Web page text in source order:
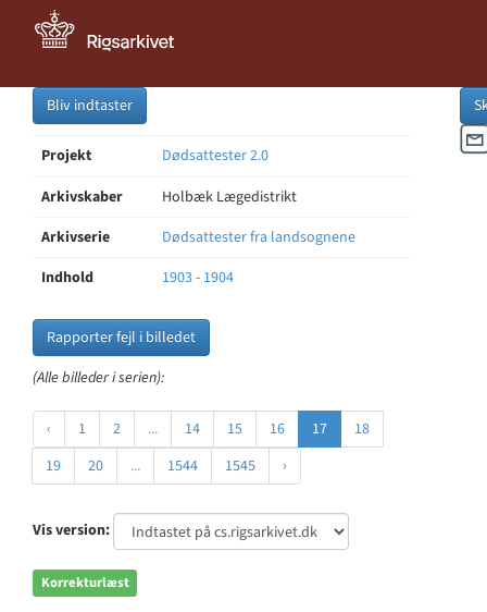
Bliv indtaster
Projekt
Dødsattester 2.0
Arkivskaber
Holbæk Lægedistrikt
Arkivserie
Dødsattester fra landsognene
Indhold
1903 - 1904
Rapporter fejl i billedet
(Alle billeder i serien):
‹ 1 2 ... 14 15 16 17
18
19
20 ... 1544 1545 ›
Vis version:
Korrekturlæst